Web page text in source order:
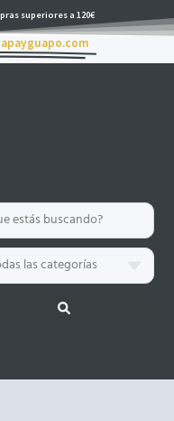
superiores a 120€